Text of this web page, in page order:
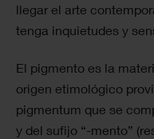
llegar el arte
tenga inquietudes y
El pigmento es la
origen etimológico
pigmentum que se
y del sufijo “-mento”